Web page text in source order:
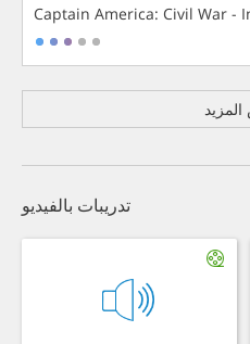
Captain America: Civil War -
تدريبات بالفيديو